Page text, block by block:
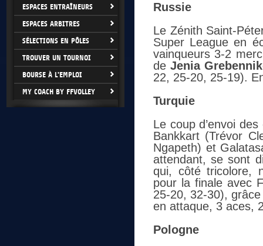
ESPACES ENTRAÎNEURS
ESPACES ARBITRES
SÉLECTIONS EN PÔLES
TROUVER UN TOURNOI
BOURSE À L'EMPLOI
MY COACH BY FFVOLLEY
Russie
Le Zénith Saint-
Super League en
vainqueurs 3-2
de Jenia
22, 25-20, 25-19).
Turquie
Le coup d’envoi
Bankkart (Trévor
Ngapeth) et
attendant, se sont
qui, côté tricolore,
pour la finale avec
25-20, 32-30),
en attaque, 3 aces,
Pologne